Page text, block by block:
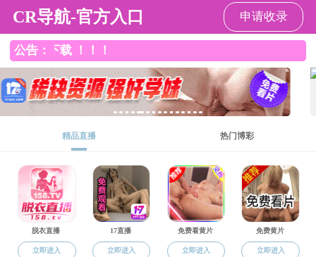
黑料网
黑料网 黑料网概况 本科生教育 研究生教育